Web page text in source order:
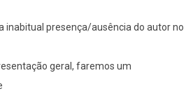
inabitual presença/ausência do autor no
geral, faremos um